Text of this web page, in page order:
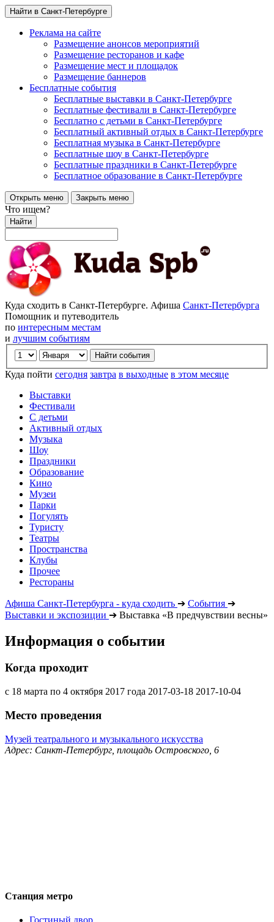
Найти в Санкт-Петербурге
Реклама на сайте
Размещение анонсов мероприятий
Размещение ресторанов и кафе
Размещение мест и площадок
Размещение баннеров
Бесплатные события
Бесплатные выставки в Санкт-Петербурге
Бесплатные фестивали в Санкт-Петербурге
Бесплатно с детьми в Санкт-Петербурге
Бесплатный активный отдых в Санкт-Петербурге
Бесплатная музыка в Санкт-Петербурге
Бесплатные шоу в Санкт-Петербурге
Бесплатные праздники в Санкт-Петербурге
Бесплатное образование в Санкт-Петербурге
Открыть меню Закрыть меню
Что ищем?
Найти
Куда сходить в Санкт-Петербурге. Афиша Санкт-Петербурга
Помощник и путеводитель
по интересным местам
и лучшим событиям
Куда пойти сегодня завтра в выходные в этом месяце
Выставки
Фестивали
С детьми
Активный отдых
Музыка
Шоу
Праздники
Образование
Кино
Музеи
Парки
Погулять
Туристу
Театры
Пространства
Клубы
Прочее
Рестораны
Афиша Санкт-Петербурга - куда сходить ➔ События ➔
Выставки и экспозиции ➔ Выставка «В предчувствии весны»
Информация о событии
Когда проходит
с 18 марта по 4 октября 2017 года 2017-03-18 2017-10-04
Место проведения
Музей театрального и музыкального искусства
Адрес: Санкт-Петербург, площадь Островского, 6
Станция метро
Гостиный двор